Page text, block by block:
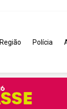
Região Polícia